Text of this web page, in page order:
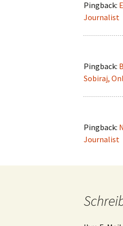
Pingback:
Journalist
Pingback:
Sobiraj,
Pingback:
Journalist